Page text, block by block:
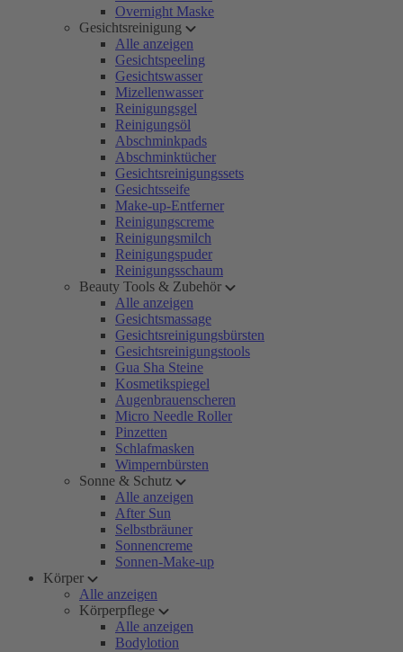
Overnight Maske
Gesichtsreinigung
Alle anzeigen
Gesichtspeeling
Gesichtswasser
Mizellenwasser
Reinigungsgel
Reinigungsöl
Abschminkpads
Abschminktücher
Gesichtsreinigungssets
Gesichtsseife
Make-up-Entferner
Reinigungscreme
Reinigungsmilch
Reinigungspuder
Reinigungsschaum
Beauty Tools & Zubehör
Alle anzeigen
Gesichtsmassage
Gesichtsreinigungsbürsten
Gesichtsreinigungstools
Gua Sha Steine
Kosmetikspiegel
Augenbrauenscheren
Micro Needle Roller
Pinzetten
Schlafmasken
Wimpernbürsten
Sonne & Schutz
Alle anzeigen
After Sun
Selbstbräuner
Sonnencreme
Sonnen-Make-up
Körper
Alle anzeigen
Körperpflege
Alle anzeigen
Bodylotion